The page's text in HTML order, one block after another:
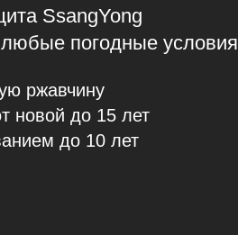
SsangYong
любые погодные условия
ржавчину
новой до 15 лет
до 10 лет